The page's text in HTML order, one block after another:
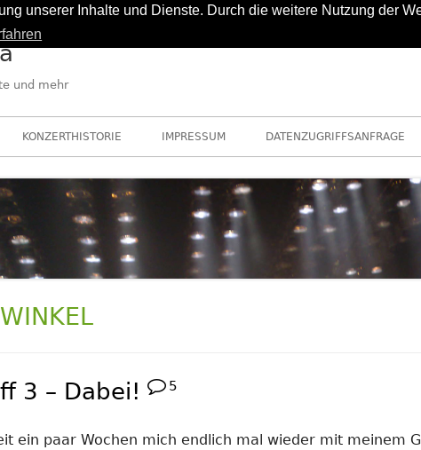
unserer Inhalte und Dienste. Durch die weitere Nutzung der
und mehr
KONZERTHISTORIE IMPRESSUM DATENZUGRIFFSANFRAGE
3 – Dabei! 5
ein paar Wochen mich endlich mal wieder mit meinem